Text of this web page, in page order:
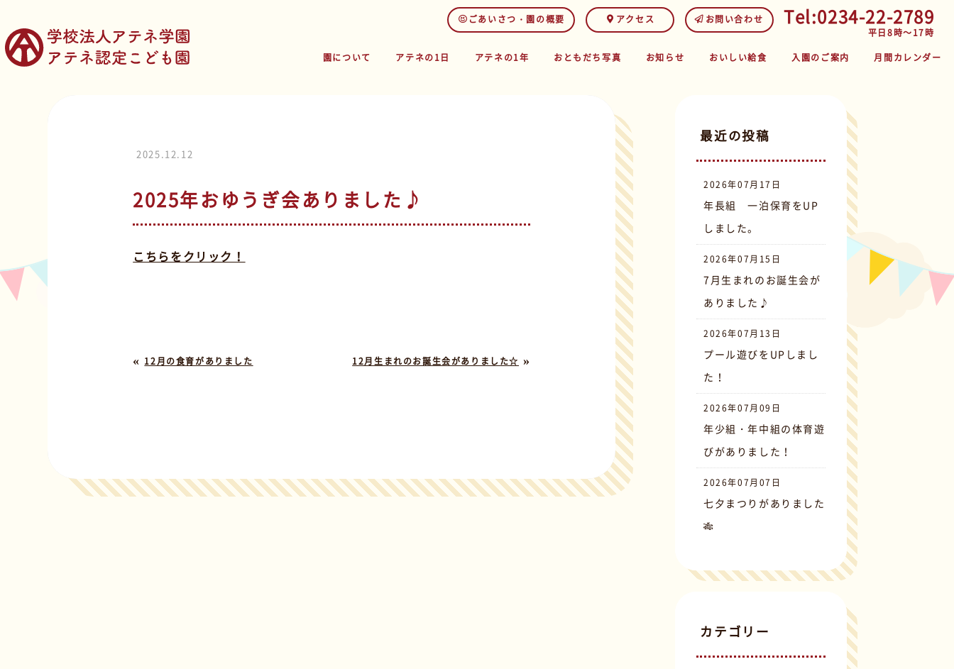
ごあいさつ・園の概要 アクセス お問い合わせ Tel:0234-22-2789
平日8時～17時
園について
アテネの1日 アテネの1年 おともだち写真 お知らせ おいしい給食 入園のご案内 月間カレンダー
2025.12.12
2025年おゆうぎ会ありました♪
こちらをクリック！
« 12月の食育がありました 12月生まれのお誕生会がありました☆ »
最近の投稿
2026年07月17日
年長組 一泊保育をUP
しました。
2026年07月15日
7月生まれのお誕生会が
ありました♪
2026年07月13日
プール遊びをUPしまし
た！
2026年07月09日
年少組・年中組の体育遊
びがありました！
2026年07月07日
七夕まつりがありました
🎋
カテゴリー